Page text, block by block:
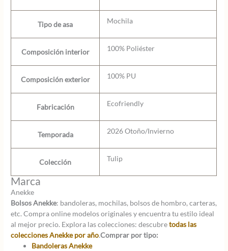
Tipo de asa Mochila
Composición interior 100% Poliéster
Composición exterior 100% PU
Fabricación Ecofriendly
Temporada 2026 Otoño/Invierno
Colección Tulip
Marca
Anekke
Bolsos Anekke: bandoleras, mochilas, bolsos de hombro, carteras,
etc. Compra online modelos originales y encuentra tu estilo ideal
al mejor precio. Explora las colecciones: descubretodas las
colecciones Anekke por año.Comprar por tipo:
Bandoleras Anekke